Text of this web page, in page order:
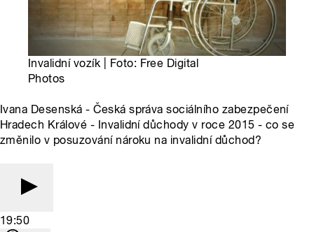
Invalidní vozík | Foto: Free Digital
Photos
Ivana Desenská - Česká správa sociálního zabezpečení
Hradech Králové - Invalidní důchody v roce 2015 - co se
změnilo v posuzování nároku na invalidní důchod?
19:50